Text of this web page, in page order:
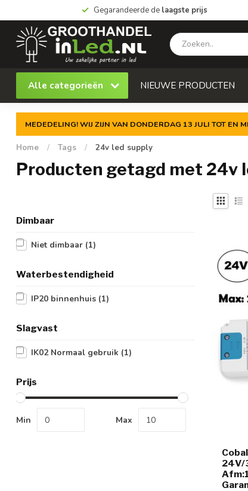
Gegarandeerde de laagste prijs
Alle categorieën NIEUWE PRODUCTEN
MEDEDELING! WIJ ZIJN VAN DONDERDAG 13 JULI TOT EN
Home / Tags / 24v led supply
Producten getagd met 24v
Dimbaar
Niet dimbaar (1)
Waterbestendigheid
IP20 binnenhuis (1)
Slagvast
IK02 Normaal gebruik (1)
Prijs
Min Max
24V/